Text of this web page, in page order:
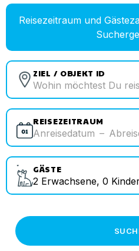
Reisezeitraum und
ZIEL / OBJEKT ID
REISEZEITRAUM
Anreisedatum –
GÄSTE
2 Erwachsene, 0